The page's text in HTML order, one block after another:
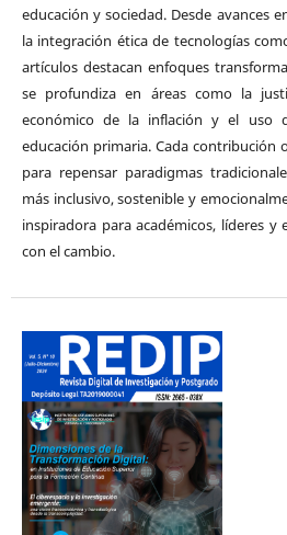
educación y sociedad. Desde avances
la integración ética de tecnologías
artículos destacan enfoques
se profundiza en áreas como la
económico de la inflación y el uso
educación primaria. Cada contribución
para repensar paradigmas
más inclusivo, sostenible y
inspiradora para académicos, líderes
con el cambio.